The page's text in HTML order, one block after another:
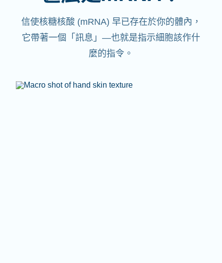
信使核糖核酸 (mRNA) 早已存在於你的體內，
它帶著一個「訊息」—也就是指示細胞該作什
麼的指令。